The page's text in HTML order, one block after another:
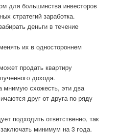
для большинства инвесторов
стратегий заработка.
деньги в течение
их в одностороннем
продать квартиру
дохода.
мнимую схожесть, эти два
друг от друга по ряду
подходить ответственно, так
минимум на 3 года.